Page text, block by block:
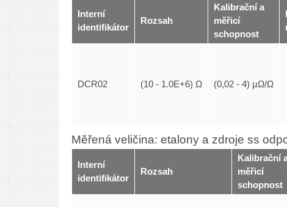
Interní
identifikátor
Rozsah
Kalibrační a
měřicí
schopnost
DCR02 (10 - 1.0E+6) Ω (0,02 - 4) µΩ/Ω
Měřená veličina: etalony a zdroje ss
Interní
identifikátor
Rozsah
Kalibrační
měřicí
schopnost